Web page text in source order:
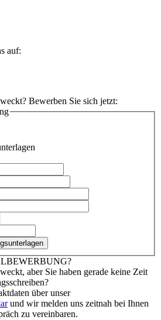
auf:
Bewerben Sie sich jetzt:
aber Sie haben gerade keine Zeit
über unser
und wir melden uns zeitnah bei Ihnen
zu vereinbaren.